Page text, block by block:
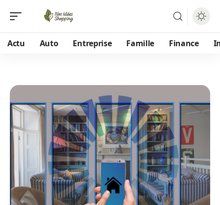
Actu Auto Entreprise Famille Finance